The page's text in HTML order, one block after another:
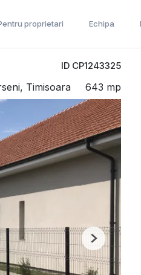
proprietari Echipa
ID CP1243325
Timisoara 643 mp
Next